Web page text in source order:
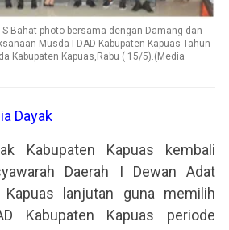
Bahat photo bersama dengan Damang dan
Musda I DAD Kabupaten Kapuas Tahun
Kabupaten Kapuas,Rabu ( 15/5).(Media
Dayak
Kabupaten Kapuas kembali
Daerah I Dewan Adat
Kapuas lanjutan guna memilih
Kabupaten Kapuas periode